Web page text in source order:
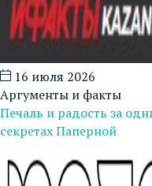
16 июля 2026
Аргументы и факты
Печаль и радость за
секретах Паперной